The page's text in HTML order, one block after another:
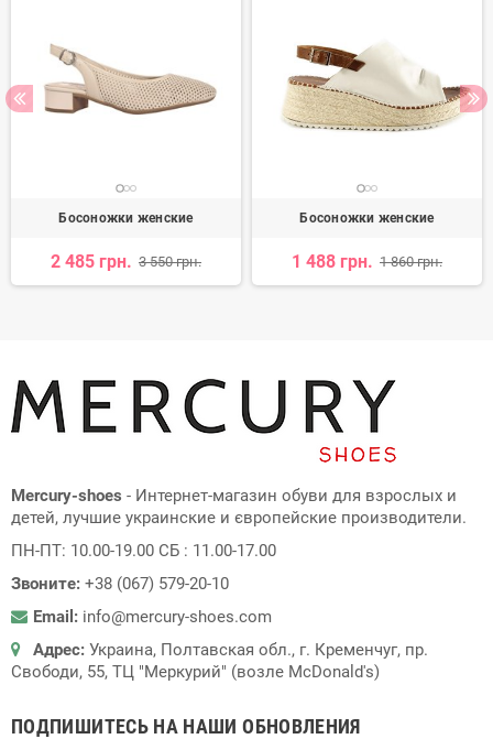
Босоножки женские
2 485 грн. 3 550 грн.
Босоножки женские
1 488 грн. 1 860 грн.
Mercury-shoes - Интернет-магазин обуви для взрослых и
детей, лучшие украинские и європейские производители.
ПН-ПТ: 10.00-19.00 СБ : 11.00-17.00
Звоните: +38 (067) 579-20-10
Email: info@mercury-shoes.com
Адрес: Украина, Полтавская обл., г. Кременчуг, пр.
Свободи, 55, ТЦ "Меркурий" (возле McDonald's)
ПОДПИШИТЕСЬ НА НАШИ ОБНОВЛЕНИЯ